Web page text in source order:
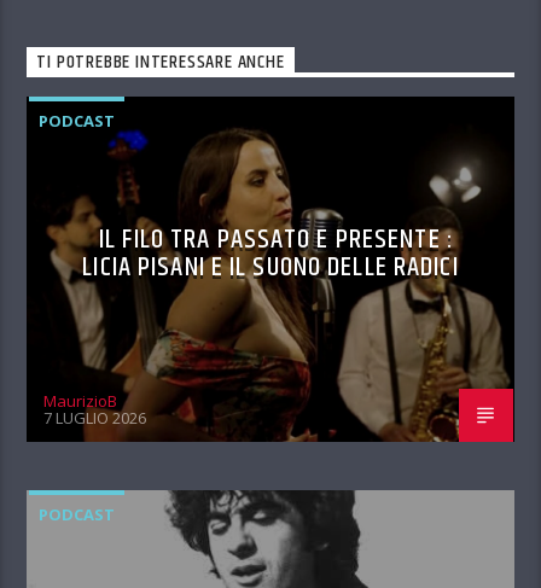
TI POTREBBE INTERESSARE ANCHE
PODCAST
IL FILO TRA PASSATO E PRESENTE :
LICIA PISANI E IL SUONO DELLE RADICI
MaurizioB
7 LUGLIO 2026
PODCAST